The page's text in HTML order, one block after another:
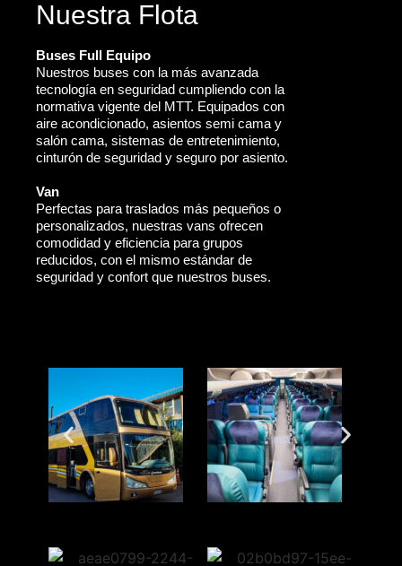
Nuestra Flota
Buses Full Equipo
Nuestros buses con la más avanzada
tecnología en seguridad cumpliendo con la
normativa vigente del MTT. Equipados con
aire acondicionado, asientos semi cama y
salón cama, sistemas de entretenimiento,
cinturón de seguridad y seguro por asiento.
Van
Perfectas para traslados más pequeños o
personalizados, nuestras vans ofrecen
comodidad y eficiencia para grupos
reducidos, con el mismo estándar de
seguridad y confort que nuestros buses.